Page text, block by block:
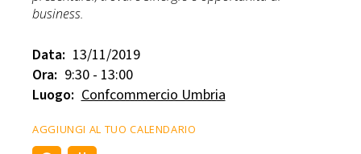
business.
Data: 13/11/2019
Ora: 9:30 - 13:00
Luogo: Confcommercio Umbria
AGGIUNGI AL TUO CALENDARIO